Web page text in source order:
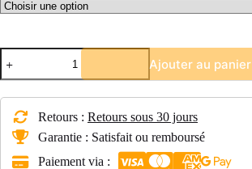
quantité
de
Vélo
électrique
Léger
Fiido
C21
Ajouter au panier
Retours : Retours sous 30 jours
Garantie : Satisfait ou remboursé
Paiement via :